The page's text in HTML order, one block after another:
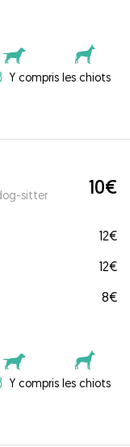
Y compris les chiots
sitter 10€
12€
12€
8€
Y compris les chiots